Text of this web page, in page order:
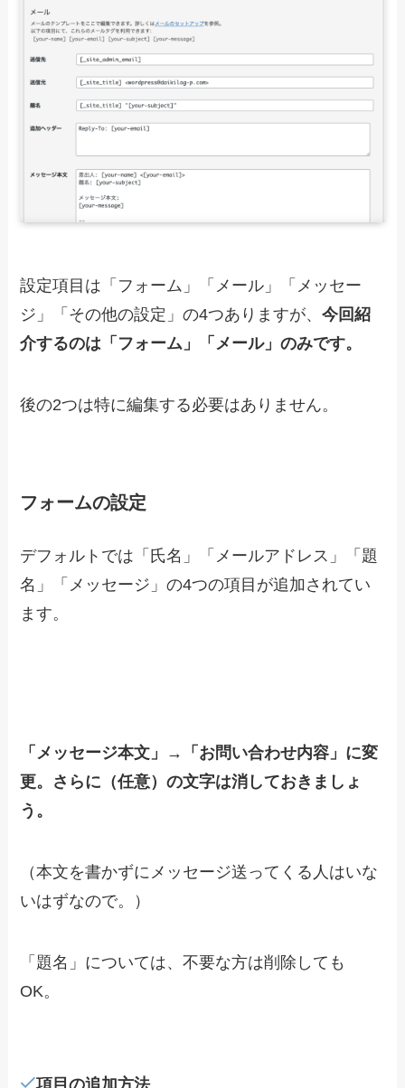
設定項目は「フォーム」「メール」「メッセー
ジ」「その他の設定」の4つありますが、今回紹
介するのは「フォーム」「メール」のみです。
後の2つは特に編集する必要はありません。
フォームの設定
デフォルトでは「氏名」「メールアドレス」「題
名」「メッセージ」の4つの項目が追加されてい
ます。
「メッセージ本文」→「お問い合わせ内容」に変
更。さらに（任意）の文字は消しておきましょ
う。
（本文を書かずにメッセージ送ってくる人はいな
いはずなので。）
「題名」については、不要な方は削除しても
OK。